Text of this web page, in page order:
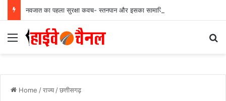
नवजात का पहला सुरक्षा कवच- स्तनपान और इसका सामाजिक महत्व…..
Menu
Home /राज्य /छत्तीसगढ़